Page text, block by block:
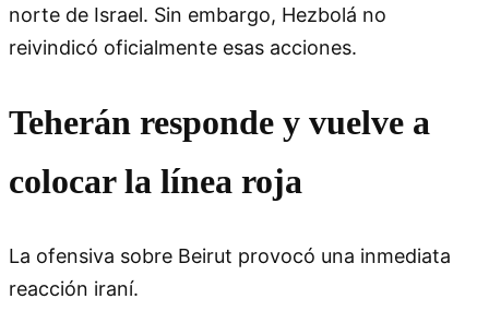
norte de Israel. Sin embargo, Hezbolá no
reivindicó oficialmente esas acciones.
Teherán responde y vuelve a
colocar la línea roja
La ofensiva sobre Beirut provocó una inmediata
reacción iraní.